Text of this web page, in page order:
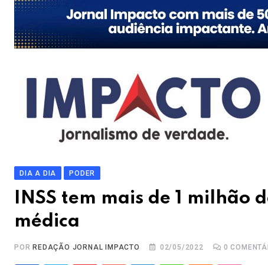
DIA A DIA PODER
INSS tem mais de 1 milhão
médica
POR REDAÇÃO JORNAL IMPACTO 02/05/2022 0